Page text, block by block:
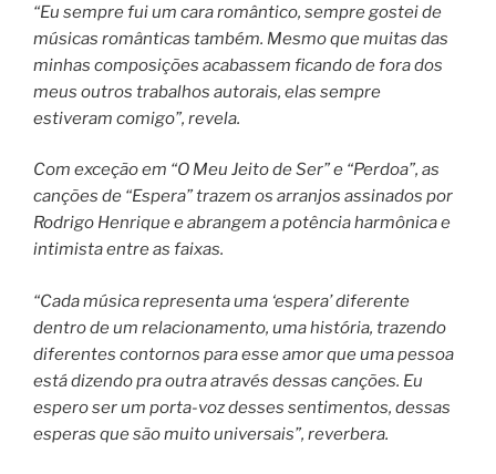
“Eu sempre fui um cara romântico, sempre gostei de
músicas românticas também. Mesmo que muitas das
minhas composições acabassem ficando de fora dos
meus outros trabalhos autorais, elas sempre
estiveram comigo”, revela.
Com exceção em “O Meu Jeito de Ser” e “Perdoa”, as
canções de “Espera” trazem os arranjos assinados por
Rodrigo Henrique e abrangem a potência harmônica e
intimista entre as faixas.
“Cada música representa uma ‘espera’ diferente
dentro de um relacionamento, uma história, trazendo
diferentes contornos para esse amor que uma pessoa
está dizendo pra outra através dessas canções. Eu
espero ser um porta-voz desses sentimentos, dessas
esperas que são muito universais”, reverbera.